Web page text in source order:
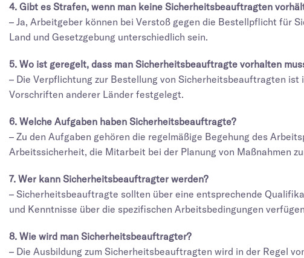
4. Gibt es Strafen, wenn man keine Sicherheitsbeauftragten
– Ja, Arbeitgeber können bei Verstoß gegen die Bestellpflicht für
Land und Gesetzgebung unterschiedlich sein.
5. Wo ist geregelt, dass man Sicherheitsbeauftragte vorhalten
– Die Verpflichtung zur Bestellung von Sicherheitsbeauftragten
Vorschriften anderer Länder festgelegt.
6. Welche Aufgaben haben Sicherheitsbeauftragte?
– Zu den Aufgaben gehören die regelmäßige Begehung des
Arbeitssicherheit, die Mitarbeit bei der Planung von Maßnahmen
7. Wer kann Sicherheitsbeauftragter werden?
– Sicherheitsbeauftragte sollten über eine entsprechende
und Kenntnisse über die spezifischen Arbeitsbedingungen
8. Wie wird man Sicherheitsbeauftragter?
– Die Ausbildung zum Sicherheitsbeauftragten wird in der Regel